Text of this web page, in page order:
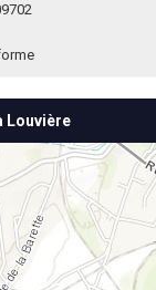
Louvière